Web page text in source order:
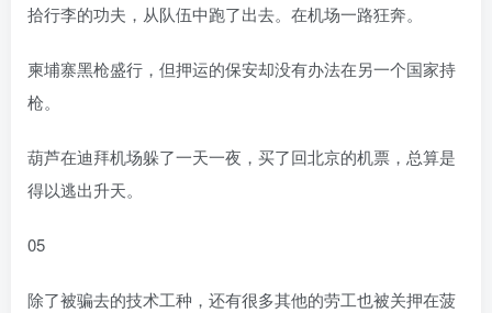
拾行李的功夫，从队伍中跑了出去。在机场一路狂奔。
柬埔寨黑枪盛行，但押运的保安却没有办法在另一个国家持
枪。
葫芦在迪拜机场躲了一天一夜，买了回北京的机票，总算是
得以逃出升天。
05
除了被骗去的技术工种，还有很多其他的劳工也被关押在菠